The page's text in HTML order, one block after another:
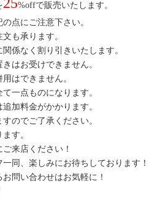
%offで販売いたします。
点にご注意下さい。
も承ります。
係なく割り引きいたします。
はお受けできません。
はできません。
一点ものになります。
加料金がかかります。
のでご了承ください。
す。
来店ください！
同、楽しみにお待ちしております！
問い合わせはお気軽に！